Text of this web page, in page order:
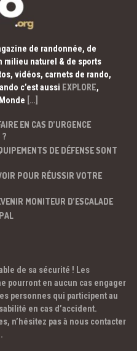
de randonnée, de
milieu naturel & de sports
vidéos, carnets de rando,
c’est aussi EXPLORE,
[…]
EN CAS D’URGENCE
?
DE DÉFENSE SONT
POUR RÉUSSIR VOTRE
MONITEUR D’ESCALADE
de sa sécurité ! Les
pourront en aucun cas engager
personnes qui participent au
en cas d’accident.
n’hésitez pas à nous contacter